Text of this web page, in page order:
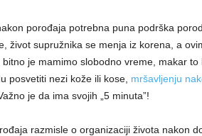
porođaja potrebna puna podrška
život supružnika se menja iz korena, a
je mamimo slobodno vreme, makar to
posvetiti nezi kože ili kose, mršavljenju
je da ima svojih „5 minuta”!
razmisle o organizaciji života nakon